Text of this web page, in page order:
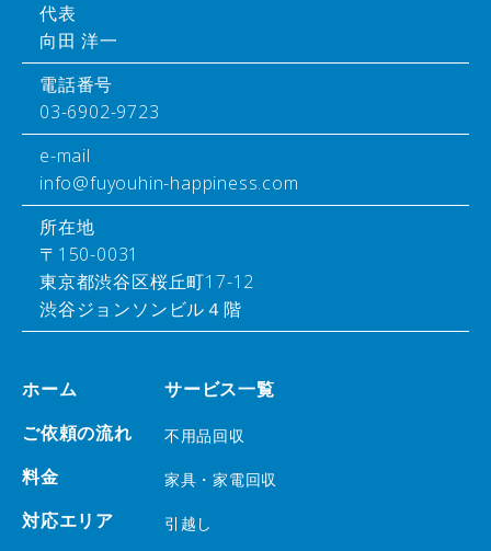
代表
向田 洋一
電話番号
03-6902-9723
e-mail
info@fuyouhin-happiness.com
所在地
〒150-0031
東京都渋谷区桜丘町17-12
渋谷ジョンソンビル４階
ホーム
ご依頼の流れ
料金
対応エリア
サービス一覧
不用品回収
家具・家電回収
引越し